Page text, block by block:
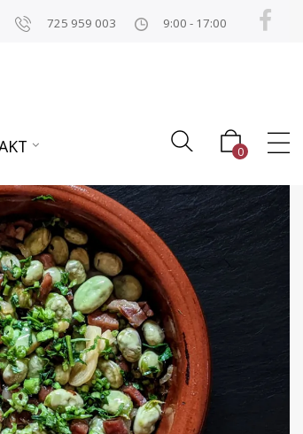
9:00 - 17:00
725 959 003
0